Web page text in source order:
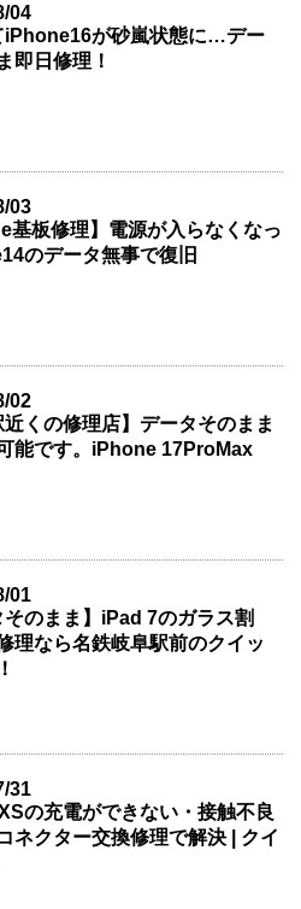
04
iPhone16が砂嵐状態に…デー
即日修理！
03
基板修理】電源が入らなくなっ
のデータ無事で復旧
02
近くの修理店】データそのまま
能です。iPhone 17ProMax
01
そのまま】iPad 7のガラス割
理なら名鉄岐阜駅前のクイッ
31
の充電ができない・接触不良
ネクター交換修理で解決 | クイ